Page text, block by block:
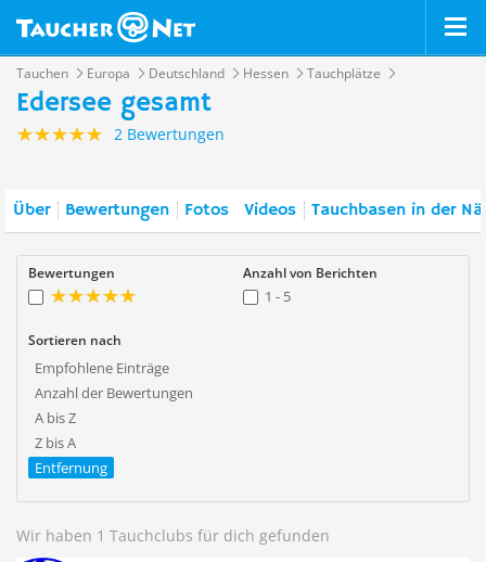
Tauchen Europa Deutschland Hessen Tauchplätze
Edersee gesamt
2 Bewertungen
Über Bewertungen Fotos Videos Tauchbasen in der
Bewertungen Anzahl von Berichten
1 - 5
Sortieren nach
Empfohlene Einträge
Anzahl der Bewertungen
A bis Z
Z bis A
Entfernung
Wir haben 1 Tauchclubs für dich gefunden